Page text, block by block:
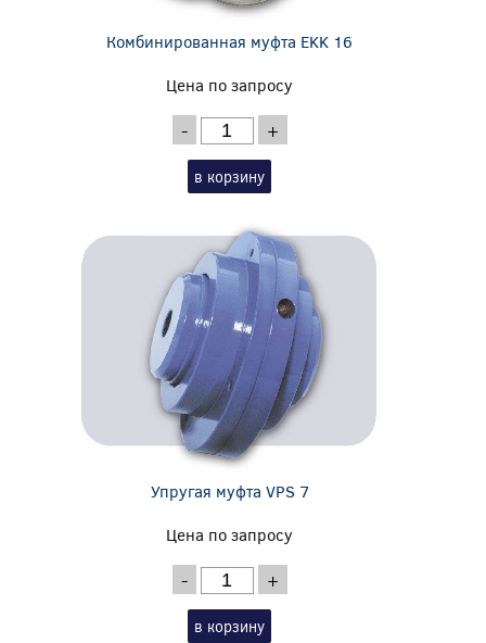
Комбинированная муфта EKK 16
Цена по запросу
- +
в корзину
Упругая муфта VPS 7
Цена по запросу
- +
в корзину